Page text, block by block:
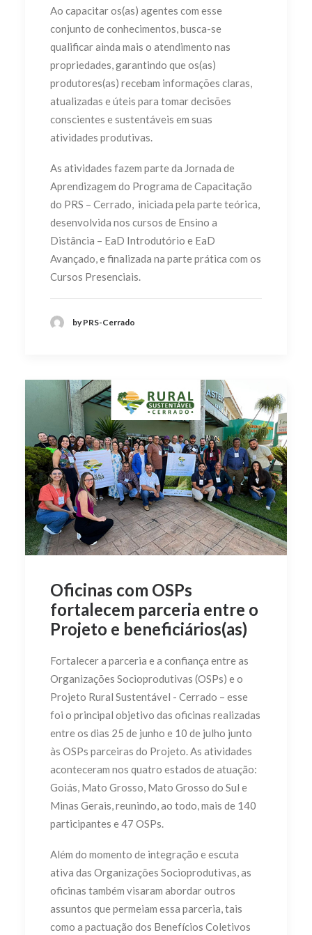
Ao capacitar os(as) agentes com esse
conjunto de conhecimentos, busca-se
qualificar ainda mais o atendimento nas
propriedades, garantindo que os(as)
produtores(as) recebam informações claras,
atualizadas e úteis para tomar decisões
conscientes e sustentáveis em suas
atividades produtivas.
As atividades fazem parte da Jornada de
Aprendizagem do Programa de Capacitação
do PRS – Cerrado, iniciada pela parte teórica,
desenvolvida nos cursos de Ensino a
Distância – EaD Introdutório e EaD
Avançado, e finalizada na parte prática com os
Cursos Presenciais.
by PRS-Cerrado
Oficinas com OSPs
fortalecem parceria entre o
Projeto e beneficiários(as)
Fortalecer a parceria e a confiança entre as
Organizações Socioprodutivas (OSPs) e o
Projeto Rural Sustentável - Cerrado – esse
foi o principal objetivo das oficinas realizadas
entre os dias 25 de junho e 10 de julho junto
às OSPs parceiras do Projeto. As atividades
aconteceram nos quatro estados de atuação:
Goiás, Mato Grosso, Mato Grosso do Sul e
Minas Gerais, reunindo, ao todo, mais de 140
participantes e 47 OSPs.
Além do momento de integração e escuta
ativa das Organizações Socioprodutivas, as
oficinas também visaram abordar outros
assuntos que permeiam essa parceria, tais
como a pactuação dos Benefícios Coletivos